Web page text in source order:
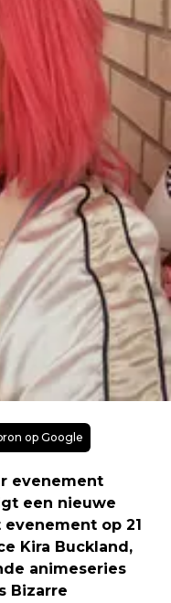
op Google
evenement
een nieuwe
op 21
Kira Buckland,
animeseries
Bizarre